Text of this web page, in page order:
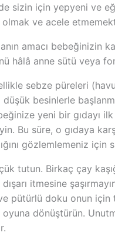
sizin için yepyeni ve
ve acele
amacı bebeğinizin
hâlâ anne sütü veya
sebze püreleri
besinlerle
yeni bir gıdayı
Bu süre, o gıdaya
gözlemlemeniz için
tutun. Birkaç çay
itmesine
pütürlü doku onun için
dönüştürün.